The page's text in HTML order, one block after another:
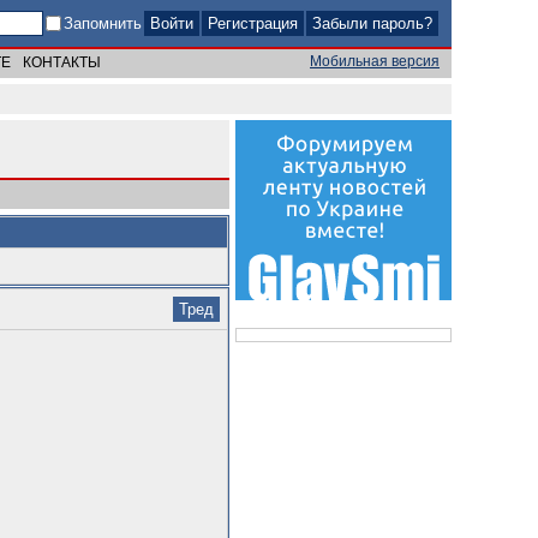
Запомнить Регистрация Забыли пароль?
КОНТАКТЫ Мобильная версия
Тред